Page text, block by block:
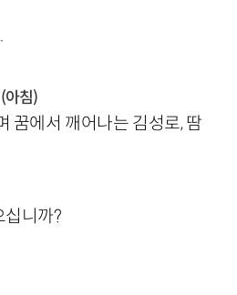
아침)
꿈에서 깨어나는 김성로, 땀
십니까?